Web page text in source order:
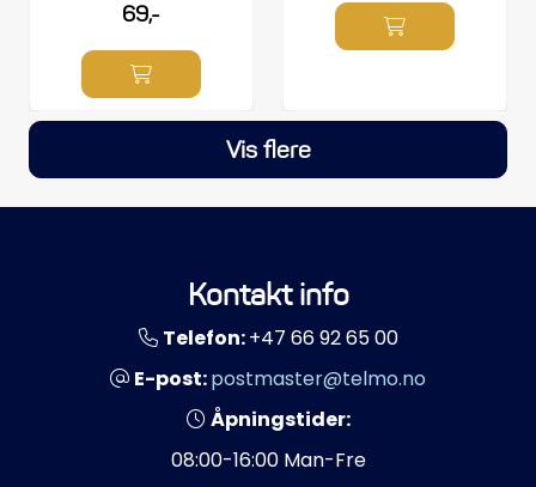
69,-
Vis flere
Kontakt info
Telefon:+47 66 92 65 00
E-post:postmaster@telmo.no
Åpningstider:
08:00-16:00 Man-Fre